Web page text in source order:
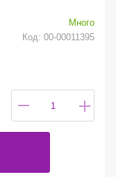
Много
Код: 00-00011395